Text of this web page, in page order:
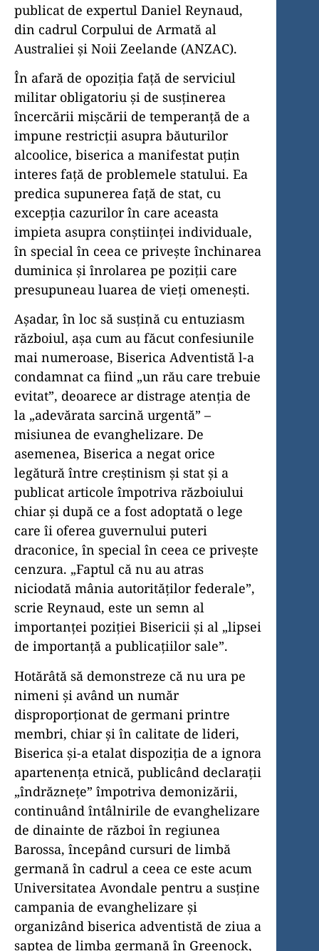
publicat de expertul Daniel Reynaud,
din cadrul Corpului de Armată al
Australiei și Noii Zeelande (ANZAC).
În afară de opoziția față de serviciul
militar obligatoriu și de susținerea
încercării mișcării de temperanță de a
impune restricții asupra băuturilor
alcoolice, biserica a manifestat puțin
interes față de problemele statului. Ea
predica supunerea față de stat, cu
excepția cazurilor în care aceasta
impieta asupra conștiinței individuale,
în special în ceea ce privește închinarea
duminica și înrolarea pe poziții care
presupuneau luarea de vieți omenești.
Așadar, în loc să susțină cu entuziasm
războiul, așa cum au făcut confesiunile
mai numeroase, Biserica Adventistă l-a
condamnat ca fiind „un rău care trebuie
evitat”, deoarece ar distrage atenția de
la „adevărata sarcină urgentă” –
misiunea de evanghelizare. De
asemenea, Biserica a negat orice
legătură între creștinism și stat și a
publicat articole împotriva războiului
chiar și după ce a fost adoptată o lege
care îi oferea guvernului puteri
draconice, în special în ceea ce privește
cenzura. „Faptul că nu au atras
niciodată mânia autorităților federale”,
scrie Reynaud, este un semn al
importanței poziției Bisericii și al „lipsei
de importanță a publicațiilor sale”.
Hotărâtă să demonstreze că nu ura pe
nimeni și având un număr
disproporționat de germani printre
membri, chiar și în calitate de lideri,
Biserica și-a etalat dispoziția de a ignora
apartenența etnică, publicând declarații
„îndrăznețe” împotriva demonizării,
continuând întâlnirile de evanghelizare
de dinainte de război în regiunea
Barossa, începând cursuri de limbă
germană în cadrul a ceea ce este acum
Universitatea Avondale pentru a susține
campania de evanghelizare și
organizând biserica adventistă de ziua a
șaptea de limba germană în Greenock,